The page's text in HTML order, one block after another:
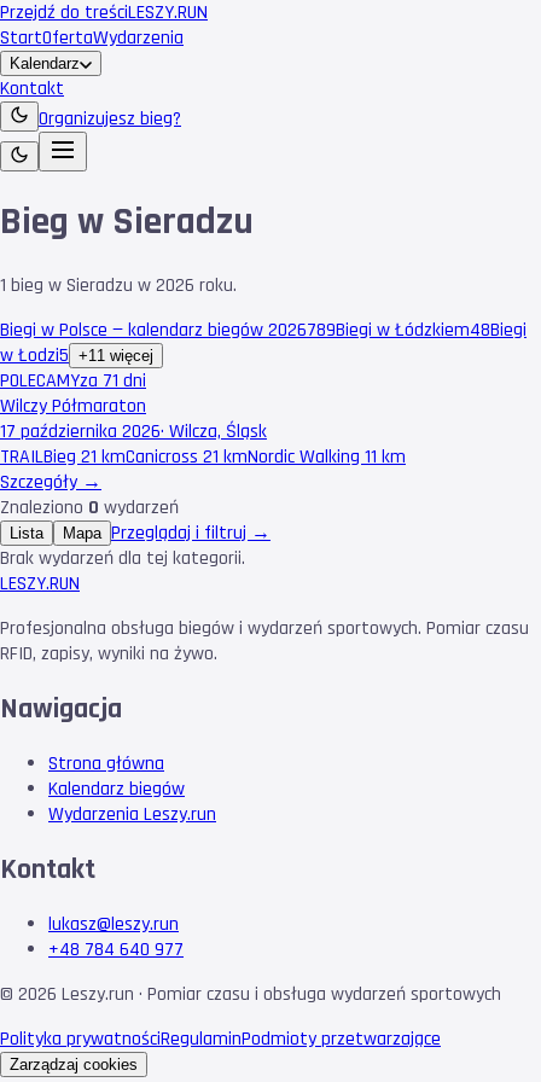
Przejdź do treściLESZY.RUN
StartOfertaWydarzenia
Kalendarz
Kontakt
Organizujesz bieg?
Bieg w Sieradzu
1 bieg w Sieradzu w 2026 roku.
Biegi w Polsce — kalendarz biegów 2026789Biegi w Łódzkiem48Biegi
w Łodzi5 +11 więcej
POLECAMYza 71 dni
Wilczy Półmaraton
17 października 2026· Wilcza, Śląsk
TRAILBieg 21 kmCanicross 21 kmNordic Walking 11 km
Szczegóły →
Znaleziono 0 wydarzeń
Lista Mapa Przeglądaj i filtruj →
Brak wydarzeń dla tej kategorii.
LESZY.RUN
Profesjonalna obsługa biegów i wydarzeń sportowych. Pomiar czasu
RFID, zapisy, wyniki na żywo.
Nawigacja
Strona główna
Kalendarz biegów
Wydarzenia Leszy.run
Kontakt
lukasz@leszy.run
+48 784 640 977
© 2026 Leszy.run · Pomiar czasu i obsługa wydarzeń sportowych
Polityka prywatnościRegulaminPodmioty przetwarzające
Zarządzaj cookies